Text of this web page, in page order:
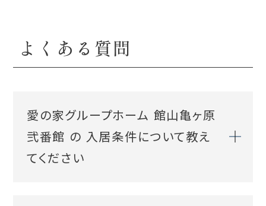
よくある質問
愛の家グループホーム 館山亀ヶ原
弐番館 の 入居条件について教え
てください